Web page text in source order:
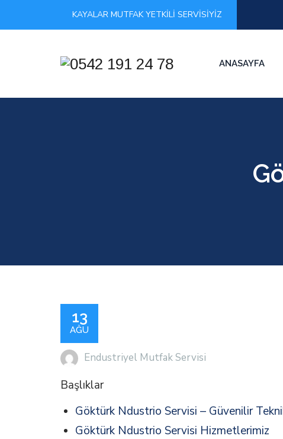
KAYALAR MUTFAK YETKİLİ SERVİSİYİZ
ANASAYFA
13
AĞU
Endustriyel Mutfak Servisi
Başlıklar
Göktürk Ndustrio Servisi – Güvenilir
Göktürk Ndustrio Servisi Hizmetlerimiz